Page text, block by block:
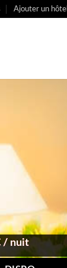
Ajouter un hôtel
/ nuit